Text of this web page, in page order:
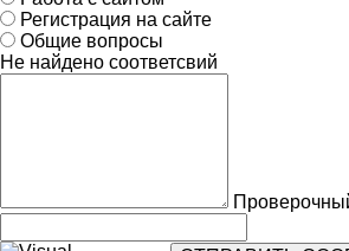
Регистрация на сайте
Общие вопросы
Не найдено соответсвий